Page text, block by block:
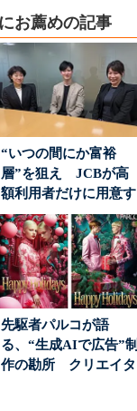
お薦めの記事
“いつの間にか富裕
層”を狙え JCBが高
額利用者だけに用意す
る「特別体験」
先駆者パルコが語
る、“生成AIで広告”制
作の勘所 クリエイタ